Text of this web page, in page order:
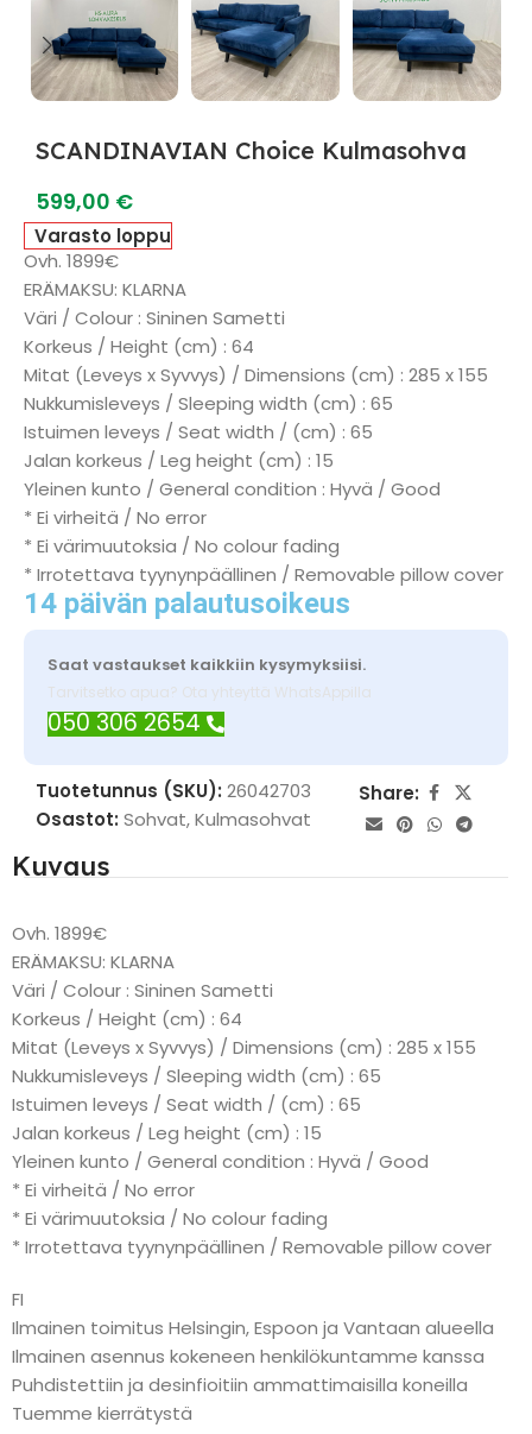
SCANDINAVIAN Choice Kulmasohva
599,00 €
Varasto loppu
Ovh. 1899€
ERÄMAKSU: KLARNA
Väri / Colour : Sininen Sametti
Korkeus / Height (cm) : 64
Mitat (Leveys x Syvvys) / Dimensions (cm) : 285 x 155
Nukkumisleveys / Sleeping width (cm) : 65
Istuimen leveys / Seat width / (cm) : 65
Jalan korkeus / Leg height (cm) : 15
Yleinen kunto / General condition : Hyvä / Good
* Ei virheitä / No error
* Ei värimuutoksia / No colour fading
* Irrotettava tyynynpäällinen / Removable pillow cover
14 päivän palautusoikeus
Saat vastaukset kaikkiin kysymyksiisi.
Tarvitsetko apua? Ota yhteyttä WhatsAppilla
050 306 2654
Tuotetunnus (SKU): 26042703
Osastot: Sohvat,Kulmasohvat
Share:
Kuvaus
Ovh. 1899€
ERÄMAKSU: KLARNA
Väri / Colour : Sininen Sametti
Korkeus / Height (cm) : 64
Mitat (Leveys x Syvvys) / Dimensions (cm) : 285 x 155
Nukkumisleveys / Sleeping width (cm) : 65
Istuimen leveys / Seat width / (cm) : 65
Jalan korkeus / Leg height (cm) : 15
Yleinen kunto / General condition : Hyvä / Good
* Ei virheitä / No error
* Ei värimuutoksia / No colour fading
* Irrotettava tyynynpäällinen / Removable pillow cover
FI
Ilmainen toimitus Helsingin, Espoon ja Vantaan alueella
Ilmainen asennus kokeneen henkilökuntamme kanssa
Puhdistettiin ja desinfioitiin ammattimaisilla koneilla
Tuemme kierrätystä